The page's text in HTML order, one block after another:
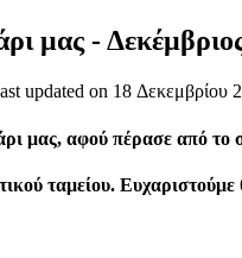
μας -
updated on 18 Δεκεμβρίου
μας, αφού πέρασε από
ταμείου. Ευχαριστούμε